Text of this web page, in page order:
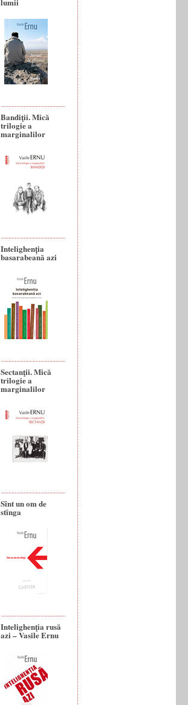
Bandiţii. Mică
trilogie a
marginalilor
Intelighenția
basarabeană azi
Sectanţii. Mică
trilogie a
marginalilor
Sînt un om de
stînga
Intelighenţia rusă
azi – Vasile Ernu